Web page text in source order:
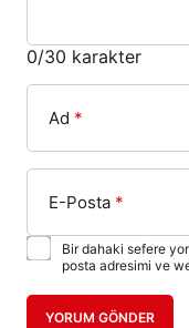
0/30 karakter
Ad *
E-Posta *
Bir dahaki sefere
posta adresimi ve
YORUM GÖNDER